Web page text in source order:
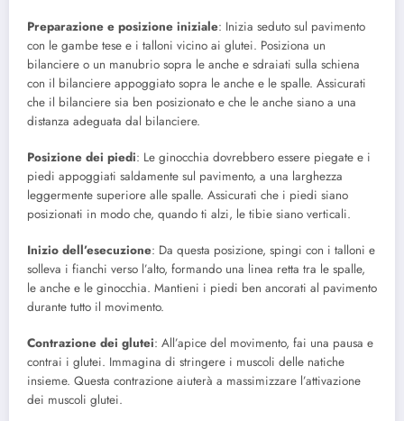
Preparazione e posizione iniziale: Inizia seduto sul pavimento
con le gambe tese e i talloni vicino ai glutei. Posiziona un
bilanciere o un manubrio sopra le anche e sdraiati sulla schiena
con il bilanciere appoggiato sopra le anche e le spalle. Assicurati
che il bilanciere sia ben posizionato e che le anche siano a una
distanza adeguata dal bilanciere.
Posizione dei piedi: Le ginocchia dovrebbero essere piegate e i
piedi appoggiati saldamente sul pavimento, a una larghezza
leggermente superiore alle spalle. Assicurati che i piedi siano
posizionati in modo che, quando ti alzi, le tibie siano verticali.
Inizio dell’esecuzione: Da questa posizione, spingi con i talloni e
solleva i fianchi verso l’alto, formando una linea retta tra le spalle,
le anche e le ginocchia. Mantieni i piedi ben ancorati al pavimento
durante tutto il movimento.
Contrazione dei glutei: All’apice del movimento, fai una pausa e
contrai i glutei. Immagina di stringere i muscoli delle natiche
insieme. Questa contrazione aiuterà a massimizzare l’attivazione
dei muscoli glutei.